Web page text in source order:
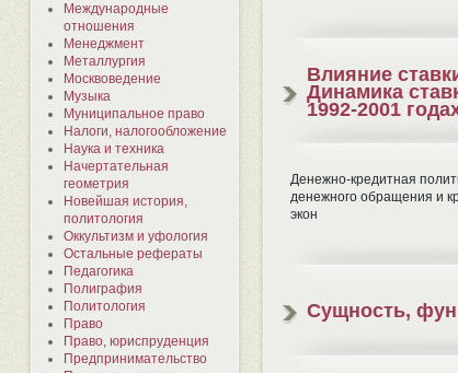
Международные
отношения
Менеджмент
Металлургия
Москвоведение
Музыка
Муниципальное право
Налоги, налогообложение
Наука и техника
Начертательная
геометрия
Новейшая история,
политология
Оккультизм и уфология
Остальные рефераты
Педагогика
Полиграфия
Политология
Право
Право, юриспруденция
Предпринимательство
Влияние
Динамика
1992-2001
Денежно-кредитная
денежного обращения и
экон
Сущность,